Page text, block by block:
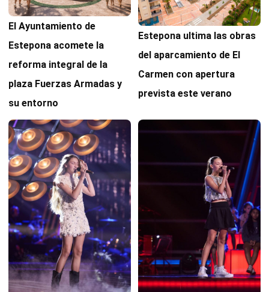
El Ayuntamiento de
Estepona acomete la
reforma integral de la
plaza Fuerzas Armadas y
su entorno
Estepona ultima las obras
del aparcamiento de El
Carmen con apertura
prevista este verano